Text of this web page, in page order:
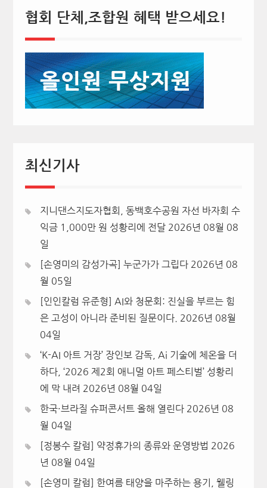
협회 단체,조합원 혜택 받으세요!
최신기사
지니댄스지도자협회, 동백호수공원 자선 바자회 수
익금 1,000만 원 성황리에 전달 2026년 08월 08
일
[손영미의 감성가곡] 누군가가 그립다 2026년 08
월 05일
[인인칼럼 유준형] AI와 청문회: 진실을 부르는 힘
은 고성이 아니라 준비된 질문이다.
2026년 08월
04일
‘K-AI 아트 거장’ 장인보 감독, Ai 기술에 체온을 더
하다, ‘2026 제2회 애니멀 아트 페스티벌’ 성황리
에 막 내려 2026년 08월 04일
한국·브라질 슈퍼콘서트 올해 열린다 2026년 08
월 04일
[정봉수 칼럼] 약정휴가의 종류와 운영방법 2026
년 08월 04일
[손영미 칼럼] 한여름 태양을 마주하는 용기, 웰링